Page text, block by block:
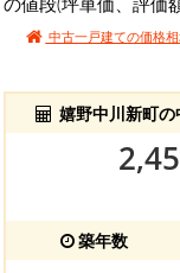
中古一戸建ての価格
嬉野中川新町
築年数